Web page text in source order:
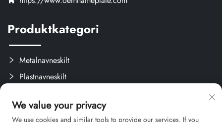
Produktkategori
Metalnavneskilt
Plastnavneskilt
Brugerdefinerede Kreativprodukter
We value your privacy
We use cookies and similar tools to provide our services. If you